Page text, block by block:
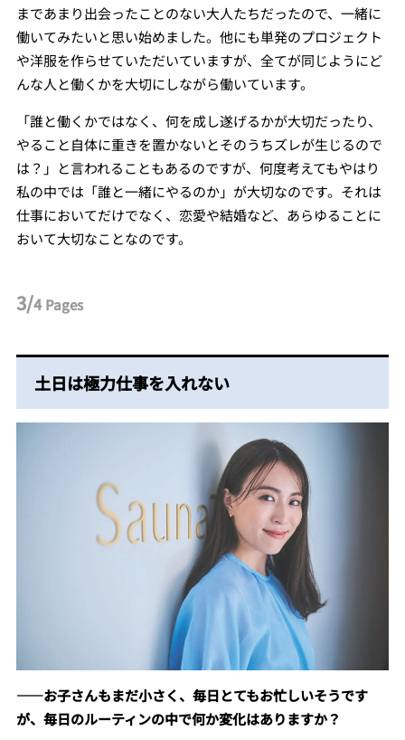
まであまり出会ったことのない大人たちだったので、一緒に
働いてみたいと思い始めました。他にも単発のプロジェクト
や洋服を作らせていただいていますが、全てが同じようにど
んな人と働くかを大切にしながら働いています。
「誰と働くかではなく、何を成し遂げるかが大切だったり、
やること自体に重きを置かないとそのうちズレが生じるので
は？」と言われることもあるのですが、何度考えてもやはり
私の中では「誰と一緒にやるのか」が大切なのです。それは
仕事においてだけでなく、恋愛や結婚など、あらゆることに
おいて大切なことなのです。
3/4Pages
土日は極力仕事を入れない
――お子さんもまだ小さく、毎日とてもお忙しいそうです
が、毎日のルーティンの中で何か変化はありますか？